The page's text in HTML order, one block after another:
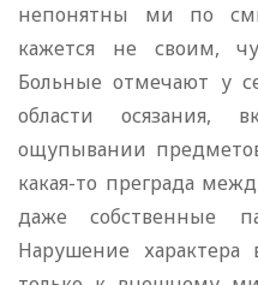
непонятны ми по
кажется не своим,
Больные отмечают у
области осязания,
ощупывании
какая-то преграда
даже собственные
Нарушение характера